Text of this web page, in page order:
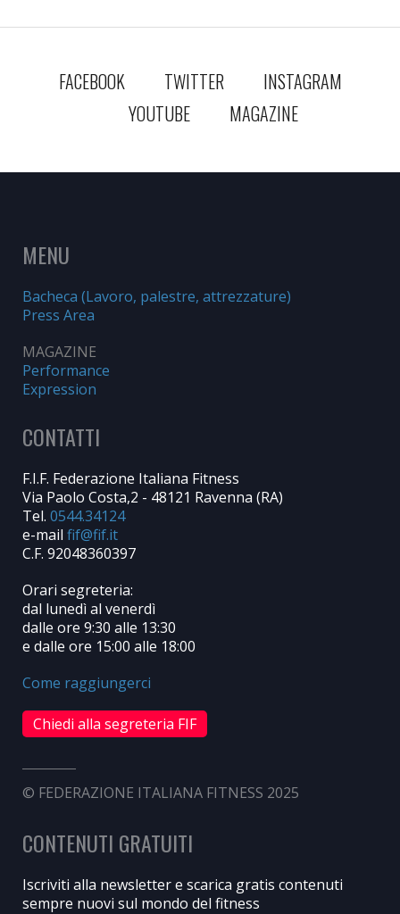
FACEBOOK TWITTER
INSTAGRAM
YOUTUBE
MAGAZINE
MENU
Bacheca (Lavoro, palestre, attrezzature)
Press Area
MAGAZINE
Performance
Expression
CONTATTI
F.I.F. Federazione Italiana Fitness
Via Paolo Costa,2 - 48121 Ravenna (RA)
Tel. 0544.34124
e-mail
C.F. 92048360397
Orari segreteria:
dal lunedì al venerdì
dalle ore 9:30 alle 13:30
e dalle ore 15:00 alle 18:00
Come raggiungerci
Chiedi alla segreteria FIF
© FEDERAZIONE ITALIANA FITNESS 2025
CONTENUTI GRATUITI
Iscriviti alla newsletter e scarica gratis contenuti
sempre nuovi sul mondo del fitness